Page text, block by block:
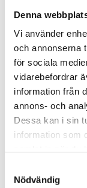
Denna
Vi använder
och annonserna
för sociala
vidarebefordrar
information från
annons- och
Dessa kan i sin
information som
Nödvändig
TypeError:
function at
https://
(<anonymous>)
(https://
(https://
(https://
(https://